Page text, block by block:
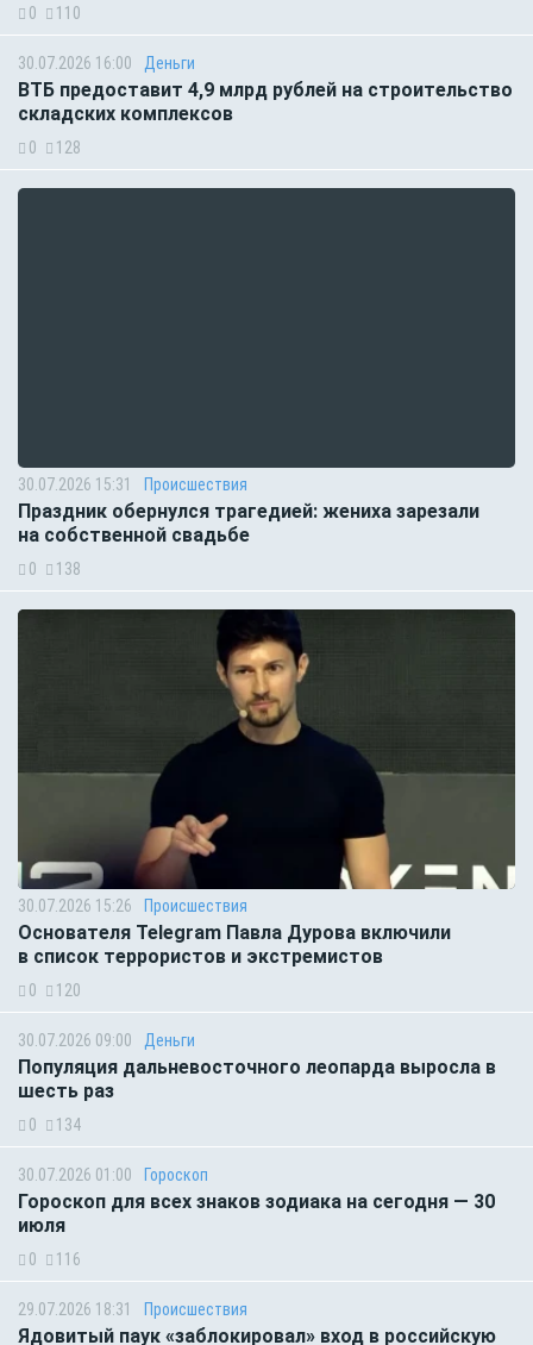
0 110
30.07.2026 16:00 Деньги
ВТБ предоставит 4,9 млрд рублей на строительство
складских комплексов
0 128
30.07.2026 15:31 Происшествия
Праздник обернулся трагедией: жениха зарезали
на собственной свадьбе
0 138
30.07.2026 15:26 Происшествия
Основателя Telegram Павла Дурова включили
в список террористов и экстремистов
0 120
30.07.2026 09:00 Деньги
Популяция дальневосточного леопарда выросла в
шесть раз
0 134
30.07.2026 01:00 Гороскоп
Гороскоп для всех знаков зодиака на сегодня — 30
июля
0 116
29.07.2026 18:31 Происшествия
Ядовитый паук «заблокировал» вход в российскую